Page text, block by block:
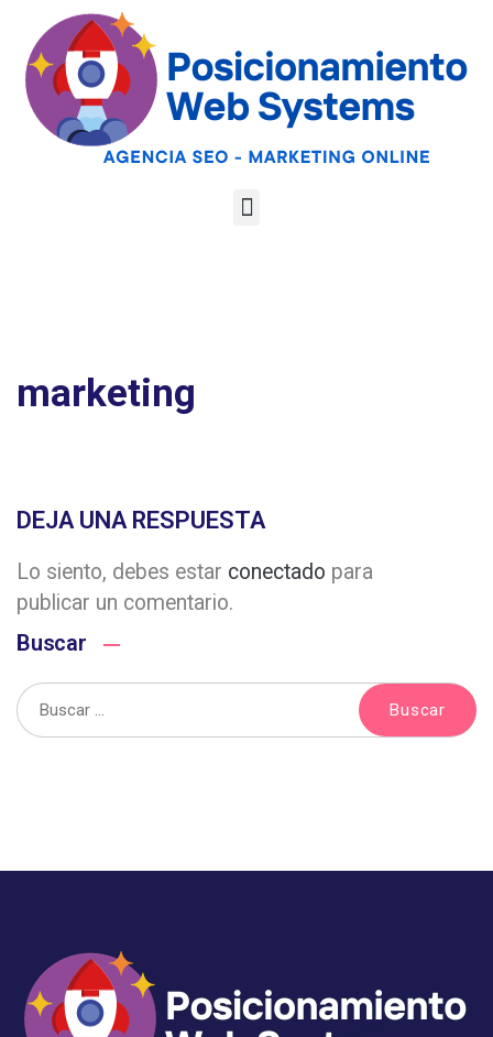
marketing
DEJA UNA RESPUESTA
Lo siento, debes estar conectado para
publicar un comentario.
Buscar
Optimiza tu web
para las AI
Google
Overviews y los
LLMs
Analiza tu web gratis